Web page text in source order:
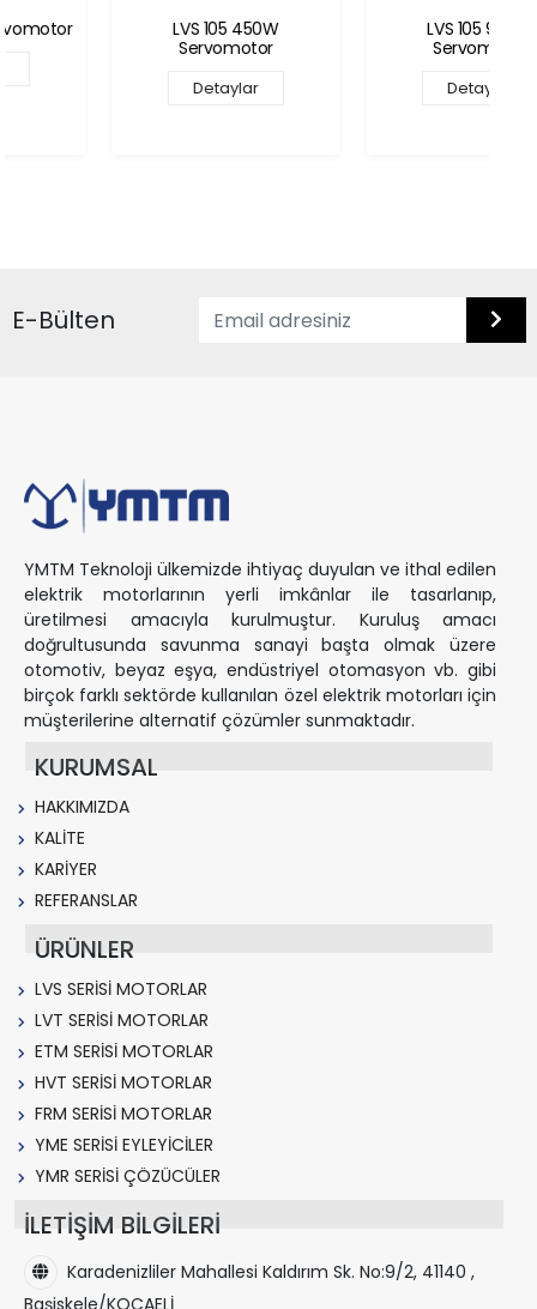
LVS 105 450W
E-Bülten
YMTM Teknoloji ülkemizde ihtiyaç duyulan ve ithal edilen
elektrik motorlarının yerli imkânlar ile tasarlanıp,
üretilmesi amacıyla kurulmuştur. Kuruluş amacı
doğrultusunda savunma sanayi başta olmak üzere
otomotiv, beyaz eşya, endüstriyel otomasyon vb. gibi
birçok farklı sektörde kullanılan özel elektrik motorları için
müşterilerine alternatif çözümler sunmaktadır.
KURUMSAL
HAKKIMIZDA
KALİTE
KARİYER
REFERANSLAR
ÜRÜNLER
LVS SERİSİ MOTORLAR
LVT SERİSİ MOTORLAR
ETM SERİSİ MOTORLAR
HVT SERİSİ MOTORLAR
FRM SERİSİ MOTORLAR
YME SERİSİ EYLEYİCİLER
YMR SERİSİ ÇÖZÜCÜLER
İLETİŞİM BİLGİLERİ
Karadenizliler Mahallesi Kaldırım Sk. No:9/2, 41140 ,
Başiskele/KOCAELİ